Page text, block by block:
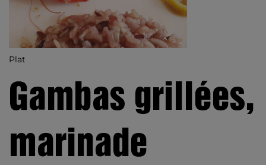
Plat
Gambas grillées,
marinade